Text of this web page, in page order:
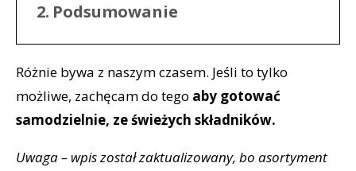
Podsumowanie
Różnie bywa z naszym czasem. Jeśli to tylko
możliwe, zachęcam do tego aby gotować
samodzielnie, ze świeżych składników.
Uwaga – wpis został zaktualizowany, bo asortyment